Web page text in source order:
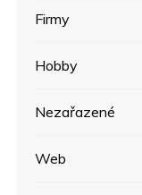
Firmy
Hobby
Nezařazené
Web